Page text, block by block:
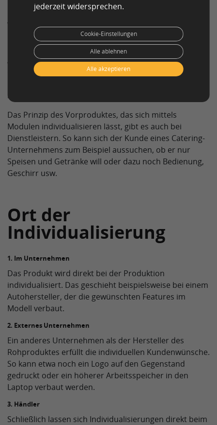
Produktion von persönlichen Medikamenten.
Vorprodukte sind so beschaffen, dass sie sich einfach
individualisieren lassen. Beispielsweise kann ein weißer
Kaffeebecher innerhalb kürzester Zeit durch den
Aufdruck einer Grafik zu einem Fanartikel werden. In
der Autoproduktion ist dieses Prinzip schon seit Jahren
Das Prinzip des Vorproduktes, das sich mittels
Modulen individualisieren lässt, gibt es auch bei
Dienstleistern. So kann sich der Kunde eines Catering-
Unternehmens zum Beispiel aussuchen, ob er nur
Speisen und Getränke will oder dazu noch Bedienung,
Geschirr usw.
Ort der
Individualisierung
1. Im Unternehmen
Das Produkt wird direkt bei der Produktion
individualisiert. Das geschieht beispielsweise bei einem
Autohersteller, der die gewünschten Features im
Modell verbaut.
2. Externes Unternehmen
Ein anderes Unternehmen als der Hersteller des
Rohproduktes erfüllt die individuellen Kundenwünsche.
So kann etwa noch ein Logo auf den Gegenstand
gedruckt oder ein höherer Arbeitsspeicher in den
Laptop verbaut werden.
3. Händler
Schließlich lassen sich Individualisierungen direkt beim
jederzeit widersprechen.
Alle akzeptieren
Alle ablehnen
Cookie-Einstellungen